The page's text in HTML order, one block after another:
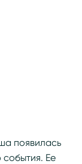
появилась
Ее